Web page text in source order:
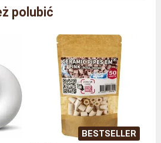
Agriton
Butelka 1 L
1,1 kilogram
polubić
BESTSELLER